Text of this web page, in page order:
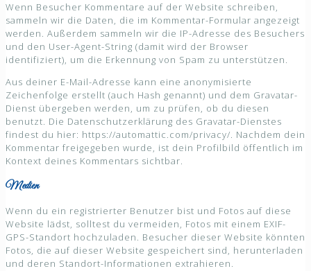
Wenn Besucher Kommentare auf der Website schreiben,
sammeln wir die Daten, die im Kommentar-Formular angezeigt
werden. Außerdem sammeln wir die IP-Adresse des Besuchers
und den User-Agent-String (damit wird der Browser
identifiziert), um die Erkennung von Spam zu unterstützen.
Aus deiner E-Mail-Adresse kann eine anonymisierte
Zeichenfolge erstellt (auch Hash genannt) und dem Gravatar-
Dienst übergeben werden, um zu prüfen, ob du diesen
benutzt. Die Datenschutzerklärung des Gravatar-Dienstes
findest du hier: https://automattic.com/privacy/. Nachdem dein
Kommentar freigegeben wurde, ist dein Profilbild öffentlich im
Kontext deines Kommentars sichtbar.
Medien
Wenn du ein registrierter Benutzer bist und Fotos auf diese
Website lädst, solltest du vermeiden, Fotos mit einem EXIF-
GPS-Standort hochzuladen. Besucher dieser Website könnten
Fotos, die auf dieser Website gespeichert sind, herunterladen
und deren Standort-Informationen extrahieren.